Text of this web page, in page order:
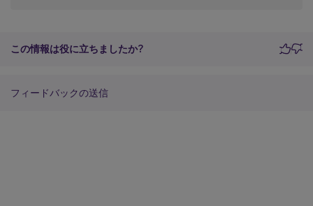
この情報は役に立ちましたか?
フィードバックの送信